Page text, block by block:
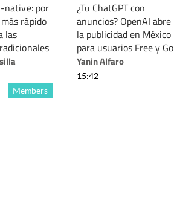
native: por
rápido
las
Members
¿Tu ChatGPT con
anuncios? OpenAI abre
la publicidad en México
para usuarios Free y Go
Yanin Alfaro
15:42